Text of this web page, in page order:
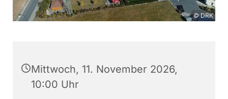
© DRK
Mittwoch, 11. November 2026,
10:00 Uhr